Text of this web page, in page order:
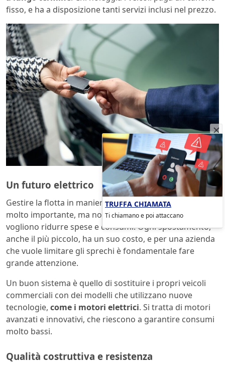
fisso, e ha a disposizione tanti servizi inclusi nel prezzo.
Un futuro elettrico
Gestire la flotta in maniera adeguata è sicuramente
molto importante, ma non è l’unica cosa che conta se si
vogliono ridurre spese e consumi. Ogni spostamento,
anche il più piccolo, ha un suo costo, e per una azienda
che vuole limitare gli sprechi è fondamentale fare
grande attenzione.
Un buon sistema è quello di sostituire i propri veicoli
commerciali con dei modelli che utilizzano nuove
tecnologie, come i motori elettrici. Si tratta di motori
avanzati e innovativi, che riescono a garantire consumi
molto bassi.
Qualità costruttiva e resistenza
TRUFFA CHIAMATA
Ti chiamano e poi attaccano